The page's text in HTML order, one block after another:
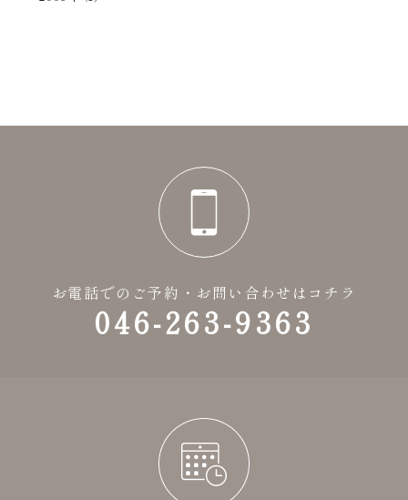
お電話でのご予約・お問い合わせはコチラ
046-263-9363